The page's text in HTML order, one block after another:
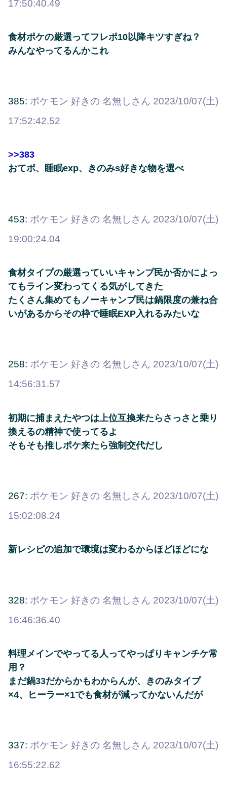
17:50:40.49
食材ポケの厳選ってフレポ10以降キツすぎね？
みんなやってるんかこれ
385: ポケモン 好きの 名無しさん 2023/10/07(土)
17:52:42.52
>>383
おてボ、睡眠exp、きのみs好きな物を選べ
453: ポケモン 好きの 名無しさん 2023/10/07(土)
19:00:24.04
食材タイプの厳選っていいキャンプ民か否かによっ
てもライン変わってくる気がしてきた
たくさん集めてもノーキャンプ民は鍋限度の兼ね合
いがあるからその枠で睡眠EXP入れるみたいな
258: ポケモン 好きの 名無しさん 2023/10/07(土)
14:56:31.57
初期に捕まえたやつは上位互換来たらさっさと乗り
換えるの精神で使ってるよ
そもそも推しポケ来たら強制交代だし
267: ポケモン 好きの 名無しさん 2023/10/07(土)
15:02:08.24
新レシピの追加で環境は変わるからほどほどにな
328: ポケモン 好きの 名無しさん 2023/10/07(土)
16:46:36.40
料理メインでやってる人ってやっぱりキャンチケ常
用？
まだ鍋33だからかもわからんが、きのみタイプ
×4、ヒーラー×1でも食材が減ってかないんだが
337: ポケモン 好きの 名無しさん 2023/10/07(土)
16:55:22.62